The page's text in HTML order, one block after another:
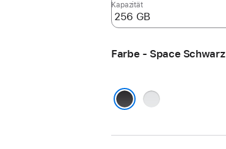
Kapazität
Farbe - Space Schwarz
Silber